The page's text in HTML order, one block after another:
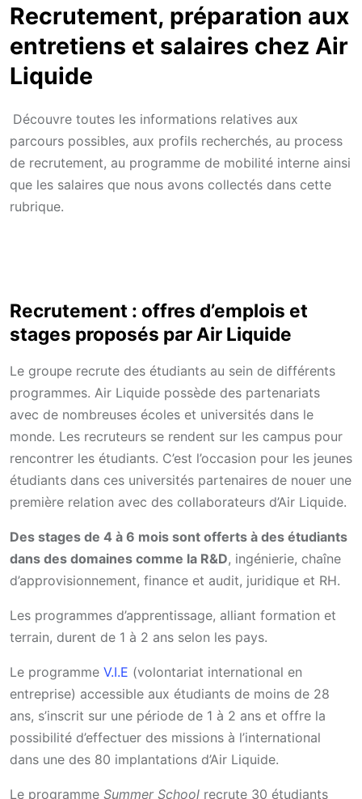
Recrutement, préparation aux
entretiens et salaires chez Air
Liquide
Découvre toutes les informations relatives aux
parcours possibles, aux profils recherchés, au process
de recrutement, au programme de mobilité interne ainsi
que les salaires que nous avons collectés dans cette
rubrique.
Recrutement : offres d’emplois et
stages proposés par Air Liquide
Le groupe recrute des étudiants au sein de différents
programmes. Air Liquide possède des partenariats
avec de nombreuses écoles et universités dans le
monde. Les recruteurs se rendent sur les campus pour
rencontrer les étudiants. C’est l’occasion pour les jeunes
étudiants dans ces universités partenaires de nouer une
première relation avec des collaborateurs d’Air Liquide.
Des stages de 4 à 6 mois sont offerts à des étudiants
dans des domaines comme la R&D, ingénierie, chaîne
d’approvisionnement, finance et audit, juridique et RH.
Les programmes d’apprentissage, alliant formation et
terrain, durent de 1 à 2 ans selon les pays.
Le programme V.I.E (volontariat international en
entreprise) accessible aux étudiants de moins de 28
ans, s’inscrit sur une période de 1 à 2 ans et offre la
possibilité d’effectuer des missions à l’international
dans une des 80 implantations d’Air Liquide.
Le programme Summer School recrute 30 étudiants